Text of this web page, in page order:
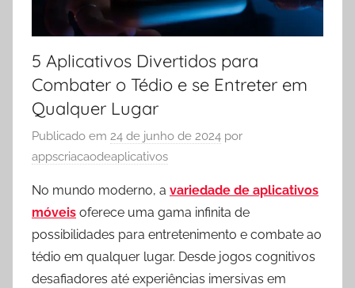
5 Aplicativos Divertidos para
Combater o Tédio e se Entreter em
Qualquer Lugar
Publicado em 24 de junho de 2024 por
appscriacaodeaplicativos
No mundo moderno, a variedade de aplicativos
móveis oferece uma gama infinita de
possibilidades para entretenimento e combate ao
tédio em qualquer lugar. Desde jogos cognitivos
desafiadores até experiências imersivas em